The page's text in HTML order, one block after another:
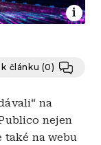
článku (0)
na
nejen
také na webu